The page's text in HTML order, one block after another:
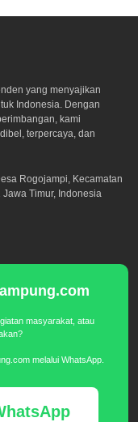
yang menyajikan
Indonesia. Dengan
kami
terpercaya, dan
Rogojampi, Kecamatan
Timur, Indonesia
masyarakat, atau
melalui WhatsApp.